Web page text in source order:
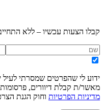
קבלו הצעות עכשיו – ללא
ידוע לי שהפרטים שמסרתי לעיל
מאשר/ת קבלת דיוורים,
מדיניות הפרטיות וחוק הגנת